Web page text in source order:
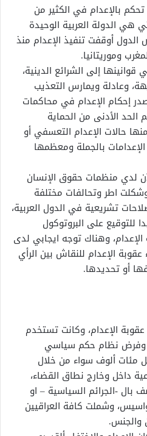
بالإعدام في الكثير من
هي الدولة العربية الوحيدة
الدول أوقفت تنفيذ الإعدام منذ
وموريتانيا.
إلى الشرائع الدينية،
وعادلة ويمارس التعذيب
إحكام الإعدام في محاكمات
الحد الأدنى من الحماية
حالات الإعدام التعسفي أو
بالجملة ومعظمها
لدي منظمات حقوق الإنسان
وشكلت اطر وتحالفات مختلفة
تشريعية في الدول العربية،
للتوقيع على البروتوكول
الإعدام، وهناك توجه ايجابي لدى
الإعدام للنقاش بين الرأي
أو تحديدها.
الإعدام، وكانت تستخدم
وفرض نظام حكم سياسي
مئات ألوف سواء من خلال
داخل وخارج نطاق القضاء،
بال -الجرائم السياسية – او
وشملت كافة العراقيين
والجنس.